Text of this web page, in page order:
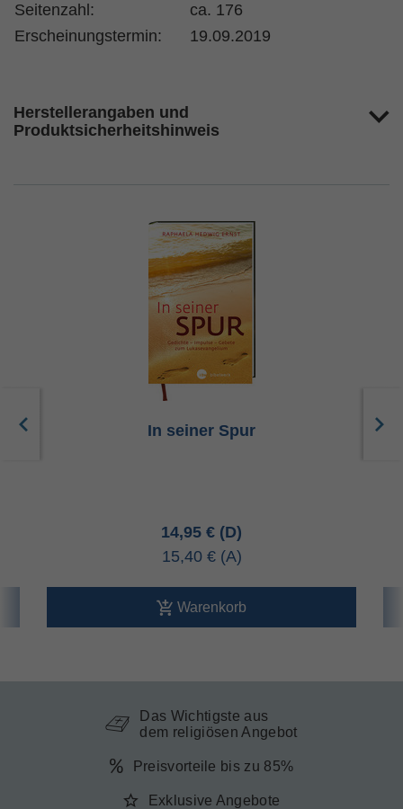
Seitenzahl:
ca. 176
Erscheinungstermin:
19.09.2019
Herstellerangaben und
Produktsicherheitshinweis
In seiner Spur
14,95 €
15,40 €
Warenkorb
Das Wichtigste aus
dem religiösen Angebot
Preisvorteile bis zu 85%
Exklusive Angebote